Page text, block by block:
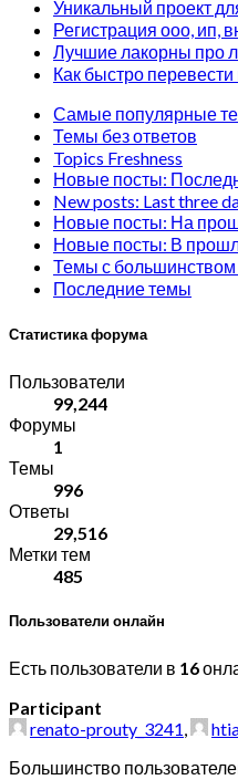
Уникальный проект
Регистрация ооо, ип,
Лучшие лакорны про
Как быстро
Самые популярные
Темы без ответов
Topics Freshness
Новые посты:
New posts: Last three
Новые посты: На
Новые посты: В
Темы с большинством
Последние темы
Статистика форума
Пользователи
99,244
Форумы
1
Темы
996
Ответы
29,516
Метки тем
485
Пользователи онлайн
Есть пользователи в 16
Participant
renato-prouty_3241,
Большинство